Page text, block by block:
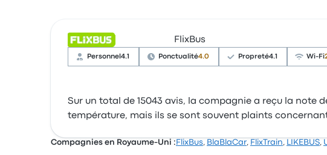
FlixBus
Personnel 4.1 Ponctualité4.0 Propreté4.1 Wi-Fi
Sur un total de 15043 avis, la compagnie a reçu la note
température, mais ils se sont souvent plaints
Compagnies en Royaume-Uni : FlixBus, BlaBlaCar, FlixTrain, LIKEBUS,